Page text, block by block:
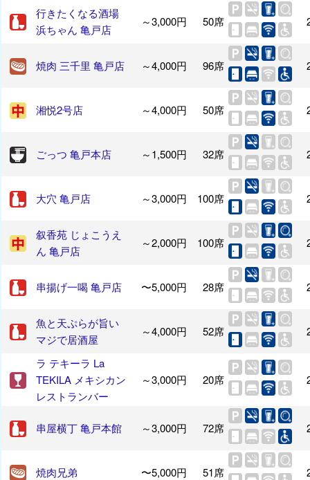
行きたくなる酒場
浜ちゃん 亀戸店
～3,000円 50席
焼肉 三千里 亀戸店 ～4,000円 96席
湘悦2号店 ～4,000円 50席
ごっつ 亀戸本店 ～1,500円 32席
大穴 亀戸店 ～3,000円 100席
叙香苑 じょこうえ
ん 亀戸店
～2,000円 100席
串揚げ一喝 亀戸店 〜5,000円 28席
魚と天ぷらが旨い
マジで居酒屋
～4,000円 52席
ラ テキーラ La
TEKILA メキシカン
レストランバー
～3,000円 20席
串屋横丁 亀戸本館 ～3,000円 72席
焼肉兄弟 〜5,000円 51席